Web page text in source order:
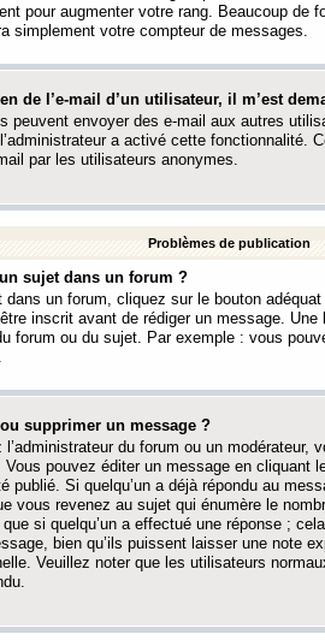
pour augmenter votre rang. Beaucoup de
simplement votre compteur de messages.
de l’e-mail d’un utilisateur, il m’est
peuvent envoyer des e-mail aux autres
a activé cette fonctionnalité.
par les utilisateurs anonymes.
Problèmes de publication
sujet dans un forum ?
dans un forum, cliquez sur le bouton
inscrit avant de rédiger un message.
forum ou du sujet. Par exemple : vous
supprimer un message ?
du forum ou un modérateur,
pouvez éditer un message en cliquant
publié. Si quelqu’un a déjà répondu au
vous revenez au sujet qui énumère le
que si quelqu’un a effectué une réponse ;
bien qu’ils puissent laisser une note
Veuillez noter que les utilisateurs